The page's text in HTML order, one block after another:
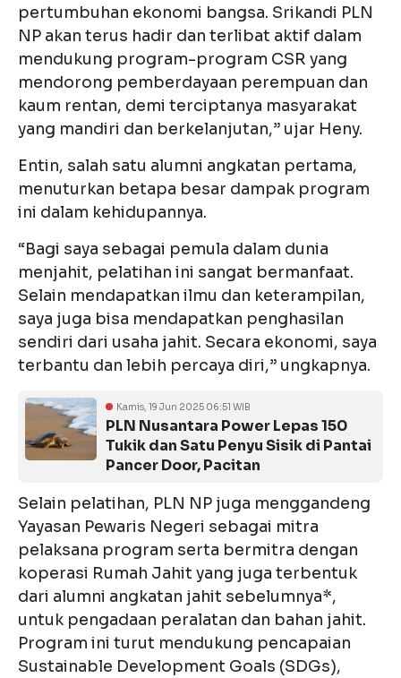
pertumbuhan ekonomi bangsa. Srikandi PLN
NP akan terus hadir dan terlibat aktif dalam
mendukung program-program CSR yang
mendorong pemberdayaan perempuan dan
kaum rentan, demi terciptanya masyarakat
yang mandiri dan berkelanjutan,” ujar Heny.
Entin, salah satu alumni angkatan pertama,
menuturkan betapa besar dampak program
ini dalam kehidupannya.
“Bagi saya sebagai pemula dalam dunia
menjahit, pelatihan ini sangat bermanfaat.
Selain mendapatkan ilmu dan keterampilan,
saya juga bisa mendapatkan penghasilan
sendiri dari usaha jahit. Secara ekonomi, saya
terbantu dan lebih percaya diri,” ungkapnya.
Kamis, 19 Jun 2025 06:51 WIB
PLN Nusantara Power Lepas 150
Tukik dan Satu Penyu Sisik di Pantai
Pancer Door, Pacitan
Selain pelatihan, PLN NP juga menggandeng
Yayasan Pewaris Negeri sebagai mitra
pelaksana program serta bermitra dengan
koperasi Rumah Jahit yang juga terbentuk
dari alumni angkatan jahit sebelumnya*,
untuk pengadaan peralatan dan bahan jahit.
Program ini turut mendukung pencapaian
Sustainable Development Goals (SDGs),